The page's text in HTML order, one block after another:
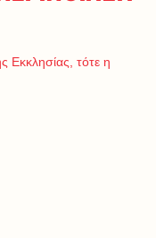
Εκκλησίας, τότε η